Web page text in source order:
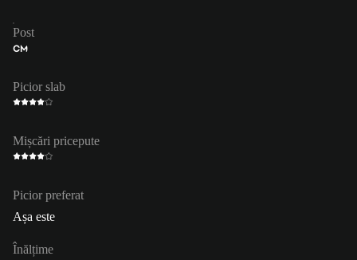
Post
CM
Picior slab
Mișcări pricepute
Picior preferat
Așa este
Înălțime